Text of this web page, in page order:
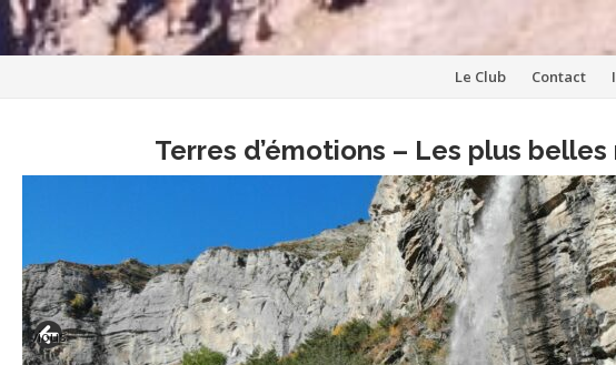
Aller
contenu
Le Club Contact
Terres d’émotions – Les plus
Previous